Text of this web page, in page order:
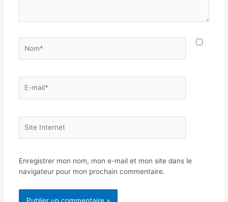
mail*
Internet
Enregistrer mon nom, mon e-mail et mon site dans le
navigateur pour mon prochain commentaire.